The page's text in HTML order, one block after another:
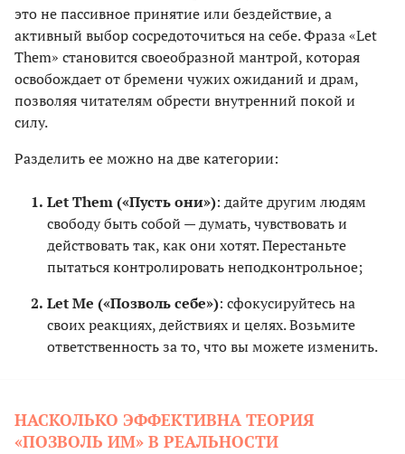
это не пассивное принятие или бездействие, а
активный выбор сосредоточиться на себе. Фраза «Let
Them» становится своеобразной мантрой, которая
освобождает от бремени чужих ожиданий и драм,
позволяя читателям обрести внутренний покой и
силу.
Разделить ее можно на две категории:
Let Them («Пусть они»): дайте другим людям
свободу быть собой — думать, чувствовать и
действовать так, как они хотят. Перестаньте
пытаться контролировать неподконтрольное;
Let Me («Позволь себе»): сфокусируйтесь на
своих реакциях, действиях и целях. Возьмите
ответственность за то, что вы можете изменить.
НАСКОЛЬКО ЭФФЕКТИВНА ТЕОРИЯ
«ПОЗВОЛЬ ИМ» В РЕАЛЬНОСТИ